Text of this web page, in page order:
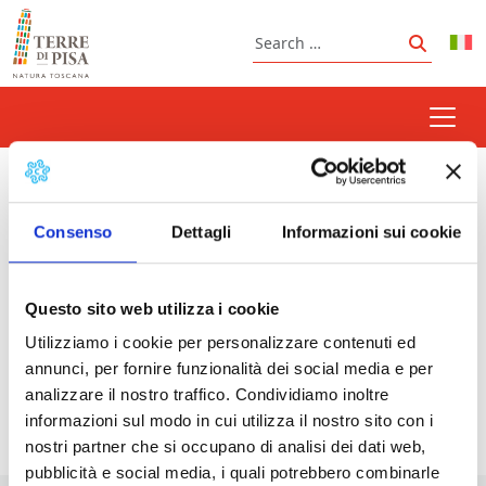
Consenso Dettagli Informazioni sui cookie
Questo sito web utilizza i cookie
Utilizziamo i cookie per personalizzare contenuti ed
annunci, per fornire funzionalità dei social media e per
analizzare il nostro traffico. Condividiamo inoltre
informazioni sul modo in cui utilizza il nostro sito con i
nostri partner che si occupano di analisi dei dati web,
pubblicità e social media, i quali potrebbero combinarle
Skip to content
Search
Search
truffle fair
Prossimi eventi
White truffle market fair | San Miniato-
17/10/2026 - 18/10/2026 - Tutto il giorno